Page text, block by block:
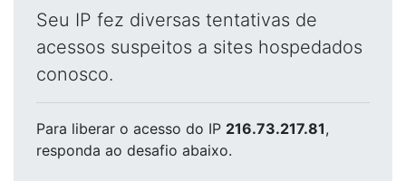
Seu IP fez diversas tentativas de
acessos suspeitos a sites hospedados
conosco.
Para liberar o acesso do IP 216.73.217.81,
responda ao desafio abaixo.